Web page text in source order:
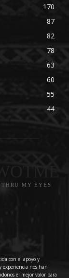
170
87
82
78
63
60
55
44
MY EYES
con el apoyo y
experiencia nos han
el mejor valor para